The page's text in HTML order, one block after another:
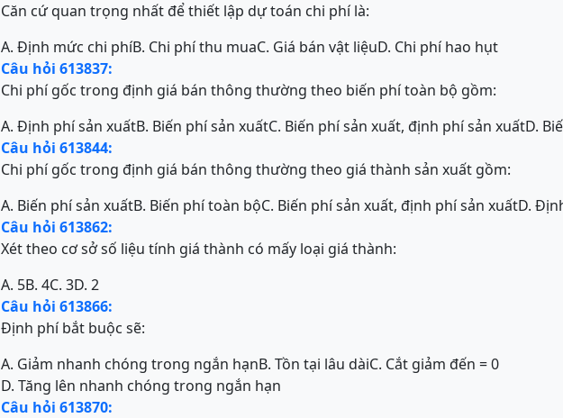
Căn cứ quan trọng nhất để thiết lập dự toán chi phí là:
A. Định mức chi phíB. Chi phí thu muaC. Giá bán vật liệuD. Chi phí hao hụt
Câu hỏi 613837:
Chi phí gốc trong định giá bán thông thường theo biến phí toàn bộ gồm:
A. Định phí sản xuấtB. Biến phí sản xuấtC. Biến phí sản xuất, định phí sản xuấtD.
Câu hỏi 613844:
Chi phí gốc trong định giá bán thông thường theo giá thành sản xuất gồm:
A. Biến phí sản xuấtB. Biến phí toàn bộC. Biến phí sản xuất, định phí sản xuấtD.
Câu hỏi 613862:
Xét theo cơ sở số liệu tính giá thành có mấy loại giá thành:
A. 5B. 4C. 3D. 2
Câu hỏi 613866:
Định phí bắt buộc sẽ:
A. Giảm nhanh chóng trong ngắn hạnB. Tồn tại lâu dàiC. Cắt giảm đến = 0
D. Tăng lên nhanh chóng trong ngắn hạn
Câu hỏi 613870: